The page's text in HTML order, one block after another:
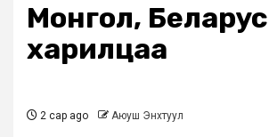
Монгол,
харилцаа
2 сар ago Аюуш Энхтуул